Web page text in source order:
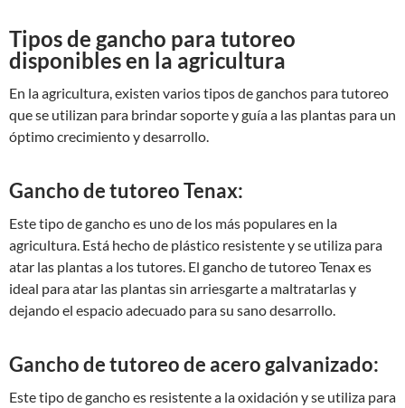
Tipos de gancho para tutoreo
disponibles en la agricultura
En la agricultura, existen varios tipos de ganchos para tutoreo
que se utilizan para brindar soporte y guía a las plantas para un
óptimo crecimiento y desarrollo.
Gancho de tutoreo Tenax:
Este tipo de gancho es uno de los más populares en la
agricultura. Está hecho de plástico resistente y se utiliza para
atar las plantas a los tutores. El gancho de tutoreo Tenax es
ideal para atar las plantas sin arriesgarte a maltratarlas y
dejando el espacio adecuado para su sano desarrollo.
Gancho de tutoreo de acero galvanizado:
Este tipo de gancho es resistente a la oxidación y se utiliza para